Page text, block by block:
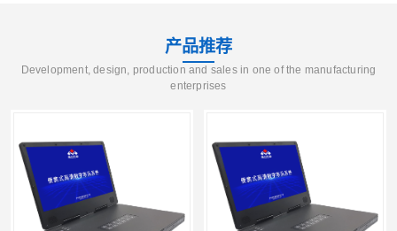
产品推荐
Development, design, production and sales in one of the manufacturing
enterprises